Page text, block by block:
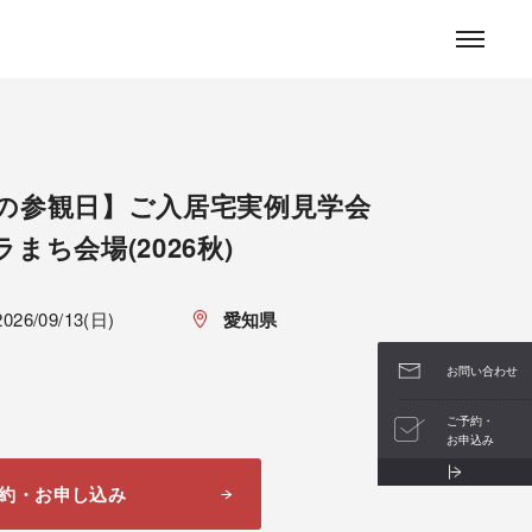
参観日】ご入居宅実例見学会
まち会場(2026秋)
09/13(日) 愛知県
・お申し込み
お問い合わせ
ご予約・
お申込み